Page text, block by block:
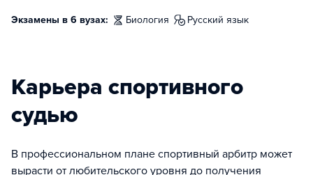
Экзамены в 6 вузах: биология русский язык
Карьера спортивного
судью
В профессиональном плане спортивный арбитр может
вырасти от любительского уровня до получения